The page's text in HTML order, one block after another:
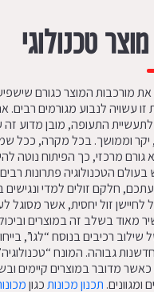
טכנולוגי
את מורכבות המוצר כגורם
זו עשויה לנבוע מגורמים
התעופה, מובן מדוע זה
יקר וממושך. בכל מקרה, ככל
גורם מרכזי, כך הפיתוח נוטה
הטכנולוגיה פתרונות
חלקם זולים למדי
לחיישן זול יחסית, אשר מסוגל
מאוד בשלב זה במוצרים
שילוב רכיבים בנוסח “לגו”,
גבוהה. המונח
מדובר במוצרים קיימים
ומגוונים. תכנון מכונותכגון